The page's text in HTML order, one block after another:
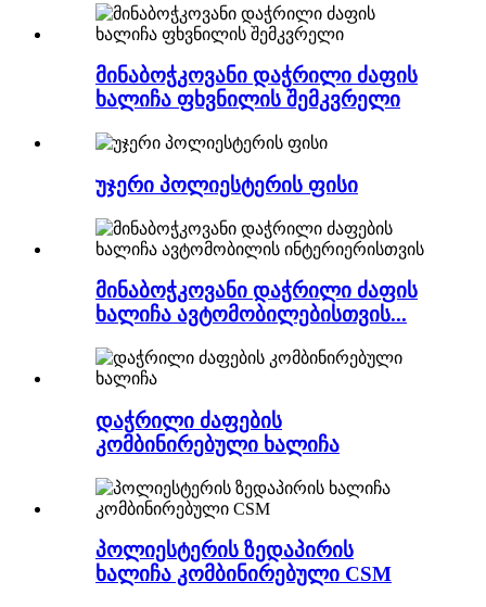
მინაბოჭკოვანი დაჭრილი ძაფის
ხალიჩა ფხვნილის შემკვრელი
უჯერი პოლიესტერის ფისი
მინაბოჭკოვანი დაჭრილი ძაფის
ხალიჩა ავტომობილებისთვის...
დაჭრილი ძაფების
კომბინირებული ხალიჩა
პოლიესტერის ზედაპირის
ხალიჩა კომბინირებული CSM